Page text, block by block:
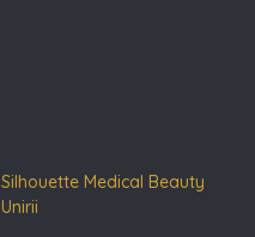
Silhouette Medical Beauty
Unirii